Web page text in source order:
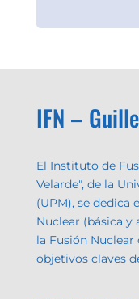
IFN –
El Instituto de
Velarde", de la
(UPM), se dedica
Nuclear (básica y
la Fusión
objetivos claves